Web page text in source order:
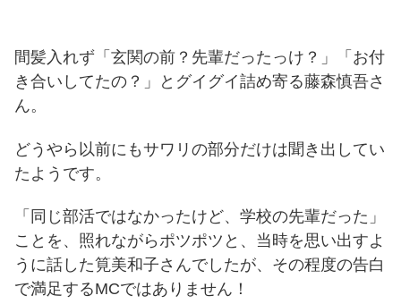
間髪入れず「玄関の前？先輩だったっけ？」「お付
き合いしてたの？」とグイグイ詰め寄る藤森慎吾さ
ん。
どうやら以前にもサワリの部分だけは聞き出してい
たようです。
「同じ部活ではなかったけど、学校の先輩だった」
ことを、照れながらポツポツと、当時を思い出すよ
うに話した筧美和子さんでしたが、その程度の告白
で満足するMCではありません！